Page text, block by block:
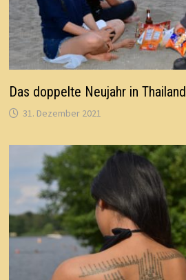
Das doppelte Neujahr in Thailand
31. Dezember 2021